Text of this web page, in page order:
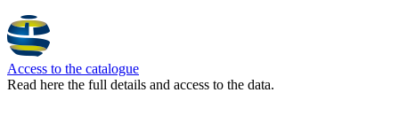
Access to the catalogue
Read here the full details and access to the data.